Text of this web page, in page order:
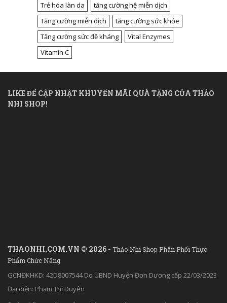
Trẻ hóa làn da
tăng cường hệ miễn dịch
Tăng cường miễn dịch
tăng cường sức khỏe
Tăng cường sức đề kháng
Vital Enzymes
Vitamin C
LIKE ĐỂ CẬP NHẬT KHUYẾN MÃI QUÀ TẶNG CỦA THẢO
NHI SHOP!
THAONHI.COM.VN © 2026 - Thảo Nhi Shop Phân Phối Thực
Phẩm Chức Năng
GCNĐKHKD: 42D8007544 Do UBND Huyện Đơn Dương cấp 22/03/2023
Đại diện: Phạm Thị Duyên